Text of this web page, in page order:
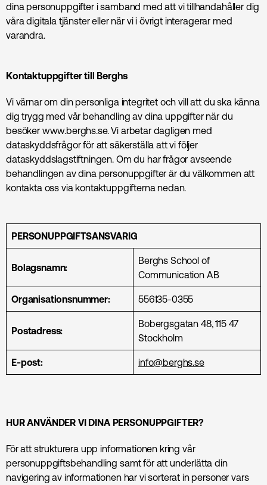
dina personuppgifter i samband med att vi tillhandahåller dig
våra digitala tjänster eller när vi i övrigt interagerar med
varandra.
Kontaktuppgifter till Berghs
Vi värnar om din personliga integritet och vill att du ska känna
dig trygg med vår behandling av dina uppgifter när du
besöker www.berghs.se. Vi arbetar dagligen med
dataskyddsfrågor för att säkerställa att vi följer
dataskyddslagstiftningen. Om du har frågor avseende
behandlingen av dina personuppgifter är du välkommen att
kontakta oss via kontaktuppgifterna nedan.
PERSONUPPGIFTSANSVARIG
Bolagsnamn:
Berghs School of
Communication AB
Organisationsnummer: 556135-0355
Postadress:
Bobergsgatan 48, 115 47
Stockholm
E-post: info@berghs.se
HUR ANVÄNDER VI DINA PERSONUPPGIFTER?
För att strukturera upp informationen kring vår
personuppgiftsbehandling samt för att underlätta din
navigering av informationen har vi sorterat in personer vars